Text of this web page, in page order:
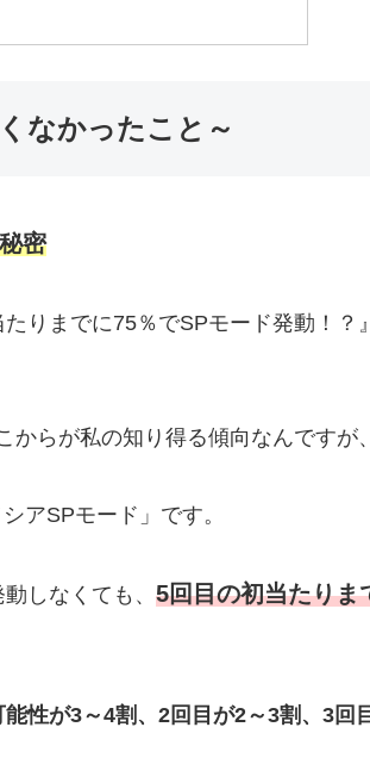
なかったこと～
密
りまでに75％でSPモード発動！？
らが私の知り得る傾向なんですが、
アSPモード」です。
しなくても、 5回目の初当たりま
性が3～4割、2回目が2～3割、3回